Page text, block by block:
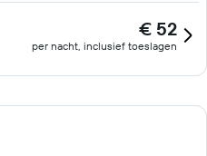
€ 52
per nacht, inclusief toeslagen